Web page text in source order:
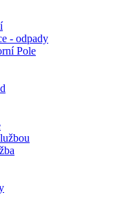
- odpady
Pole